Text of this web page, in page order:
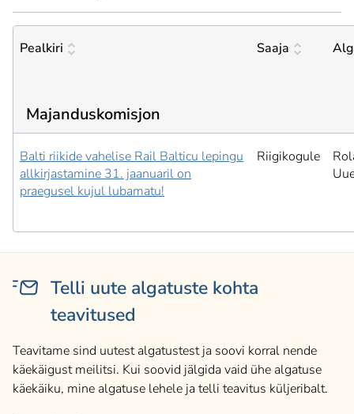
Pealkiri Saaja
Majanduskomisjon
Balti riikide vahelise Rail Balticu lepingu
allkirjastamine 31. jaanuaril on
praegusel kujul lubamatu!
Riigikogule
Telli uute algatuste kohta
teavitused
Teavitame sind uutest algatustest ja soovi korral nende
käekäigust meilitsi. Kui soovid jälgida vaid ühe algatuse
käekäiku, mine algatuse lehele ja telli teavitus küljeribalt.